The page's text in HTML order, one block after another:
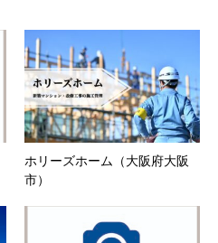
ホリーズホーム（大阪府大阪
市）